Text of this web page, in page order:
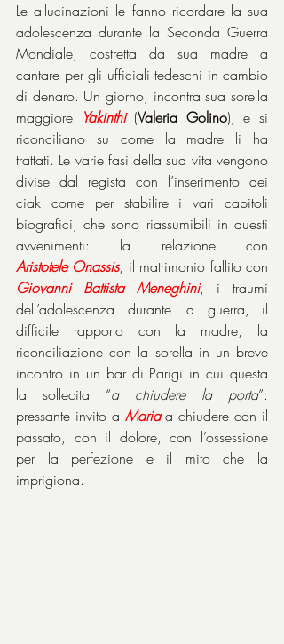
Le allucinazioni le fanno ricordare la sua
adolescenza durante la Seconda Guerra
Mondiale, costretta da sua madre a
cantare per gli ufficiali tedeschi in cambio
di denaro. Un giorno, incontra sua sorella
maggiore Yakinthi (Valeria Golino), e si
riconciliano su come la madre li ha
trattati. Le varie fasi della sua vita vengono
divise dal regista con l’inserimento dei
ciak come per stabilire i vari capitoli
biografici, che sono riassumibili in questi
Aristotele Onassis
Giovanni
Battista Meneghini, i traumi
dell’adolescenza durante la guerra, il
difficile rapporto con la madre, la
riconciliazione con la sorella in un breve
incontro in un bar di Parigi in cui questa
la sollecita “a chiudere la porta”:
pressante invito a Maria a chiudere con il
passato, con il dolore, con l’ossessione
per la perfezione e il mito che la
imprigiona.